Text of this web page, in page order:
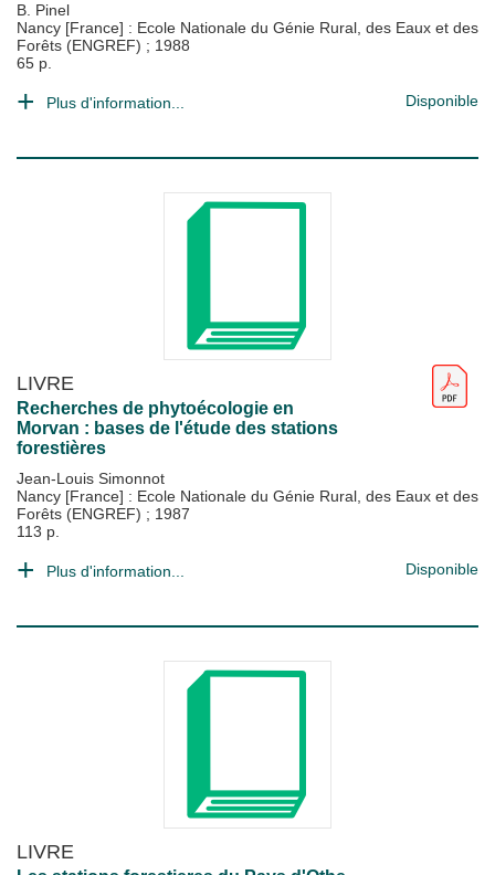
B. Pinel
Nancy [France] : Ecole Nationale du Génie Rural, des Eaux et des
Forêts (ENGREF) ; 1988
65 p.
Plus d'information... Disponible
LIVRE
Recherches de phytoécologie en
Morvan : bases de l'étude des stations
forestières
Jean-Louis Simonnot
Nancy [France] : Ecole Nationale du Génie Rural, des Eaux et des
Forêts (ENGREF) ; 1987
113 p.
Plus d'information... Disponible
LIVRE